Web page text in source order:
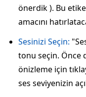
önerdik ). Bu
amacını
Sesinizi Seçin:
tonu seçin. Önce
önizleme için
ses seviyenizin